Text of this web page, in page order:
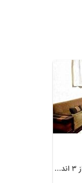
اجاره روزانه طبقه زیر همکف فاز ۳ اندیشه